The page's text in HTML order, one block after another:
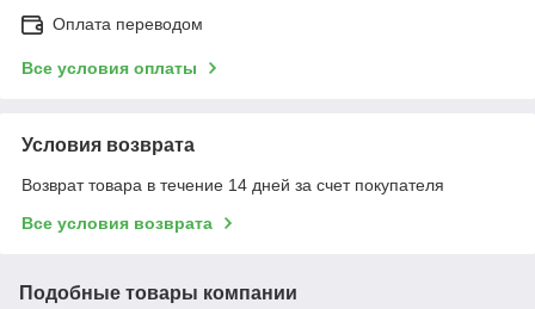
Оплата переводом
Все условия оплаты
Условия возврата
Возврат товара в течение 14 дней за счет покупателя
Все условия возврата
Подобные товары компании